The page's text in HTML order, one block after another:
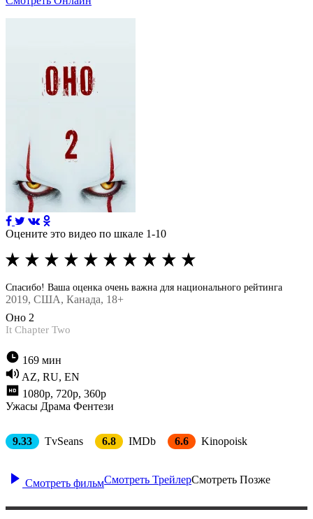
Оцените это видео по шкале 1-10
Спасибо! Ваша оценка очень важна для национального рейтинга
2019, США, Канада, 18+
Оно 2
It Chapter Two
169 мин
AZ, RU, EN
1080p, 720p, 360p
Ужасы Драма Фентези
9.33 TvSeans 6.8 IMDb 6.6 Kinopoisk
Смотреть фильмСмотреть ТрейлерСмотреть Позже